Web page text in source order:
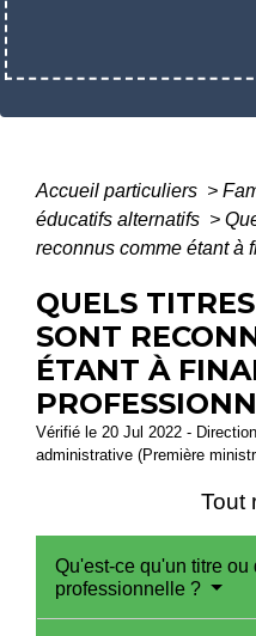
Accueil particuliers >
éducatifs alternatifs >
reconnus comme étant à
QUELS
SONT
ÉTANT À
Vérifié le 20 Jul 2022 -
administrative (Première
Tout
Qu'est-ce qu'un titre
professionnelle ?